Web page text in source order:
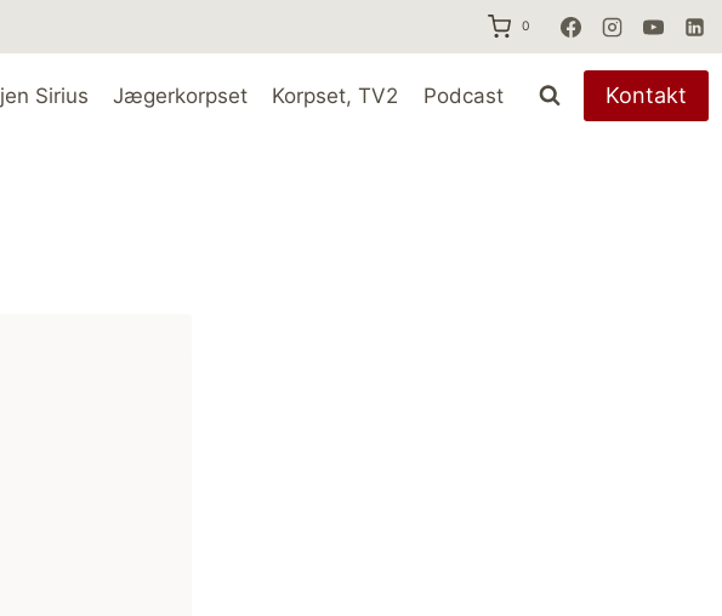
0
Sirius Jægerkorpset Korpset, TV2 Podcast Kontakt